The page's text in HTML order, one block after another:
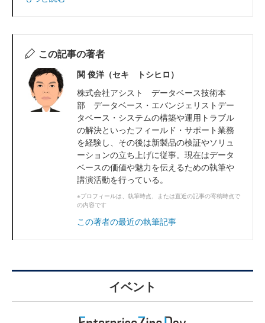
この記事の著者
関 俊洋（セキ トシヒロ）
株式会社アシスト データベース技術本
部 データベース・エバンジェリストデー
タベース・システムの構築や運用トラブル
の解決といったフィールド・サポート業務
を経験し、その後は新製品の検証やソリュ
ーションの立ち上げに従事。現在はデータ
ベースの価値や魅力を伝えるための執筆や
講演活動を行っている。
※プロフィールは、執筆時点、または直近の記事の寄稿時点で
の内容です
この著者の最近の執筆記事
イベント